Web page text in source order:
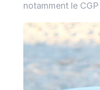
notamment le